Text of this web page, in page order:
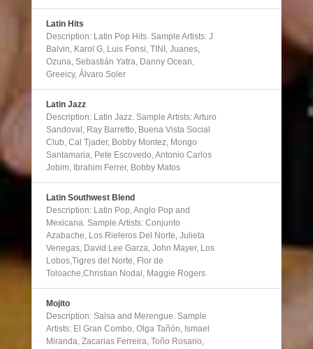
Latin Hits
Description: Latin Pop Hits. Sample Artists: J
Balvin, Karol G, Luis Fonsi, TINI, Juanes,
Ozuna, Sebastián Yatra, Danny Ocean,
Greeicy, Álvaro Soler
Latin Jazz
Description: Latin Jazz. Sample Artists: Arturo
Sandoval, Ray Barretto, Buena Vista Social
Club, Cal Tjader, Bobby Montez, Mongo
Santamaria, Pete Escovedo, Antonio Carlos
Jobim, Ibrahim Ferrer, Bobby Matos
Latin Southwest Blend
Description: Latin Pop, Anglo Pop and
Mexicana. Sample Artists: Conjunto
Azabache, Los Rieleros Del Norte, Julieta
Venegas, David Lee Garza, John Mayer, Los
Lobos,Tigres del Norte, Flor de
Toloache,Christian Nodal, Maggie Rogers
Mojito
Description: Salsa and Merengue. Sample
Artists: El Gran Combo, Olga Tañón, Ismael
Miranda, Zacarias Ferreira, Toño Rosario,